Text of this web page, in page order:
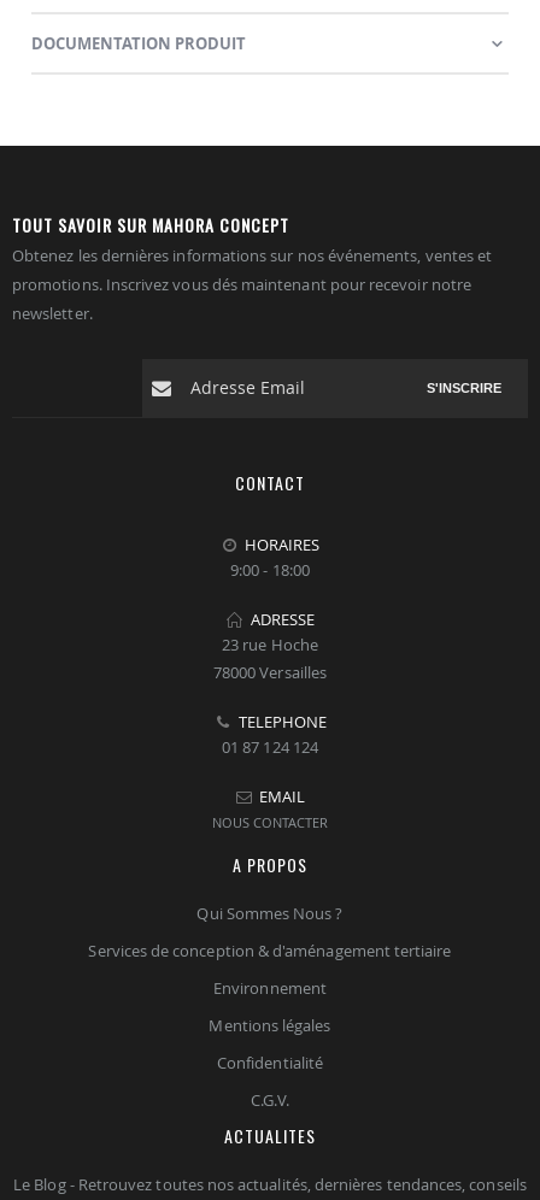
DOCUMENTATION PRODUIT
TOUT SAVOIR SUR MAHORA CONCEPT
Obtenez les dernières informations sur nos événements, ventes et
promotions. Inscrivez vous dés maintenant pour recevoir notre
newsletter.
S'INSCRIRE
CONTACT
HORAIRES
9:00 - 18:00
ADRESSE
23 rue Hoche
78000 Versailles
TELEPHONE
01 87 124 124
EMAIL
NOUS CONTACTER
A PROPOS
Qui Sommes Nous ?
Services de conception & d'aménagement tertiaire
Environnement
Mentions légales
Confidentialité
C.G.V.
ACTUALITES
Le Blog - Retrouvez toutes nos actualités, dernières tendances, conseils